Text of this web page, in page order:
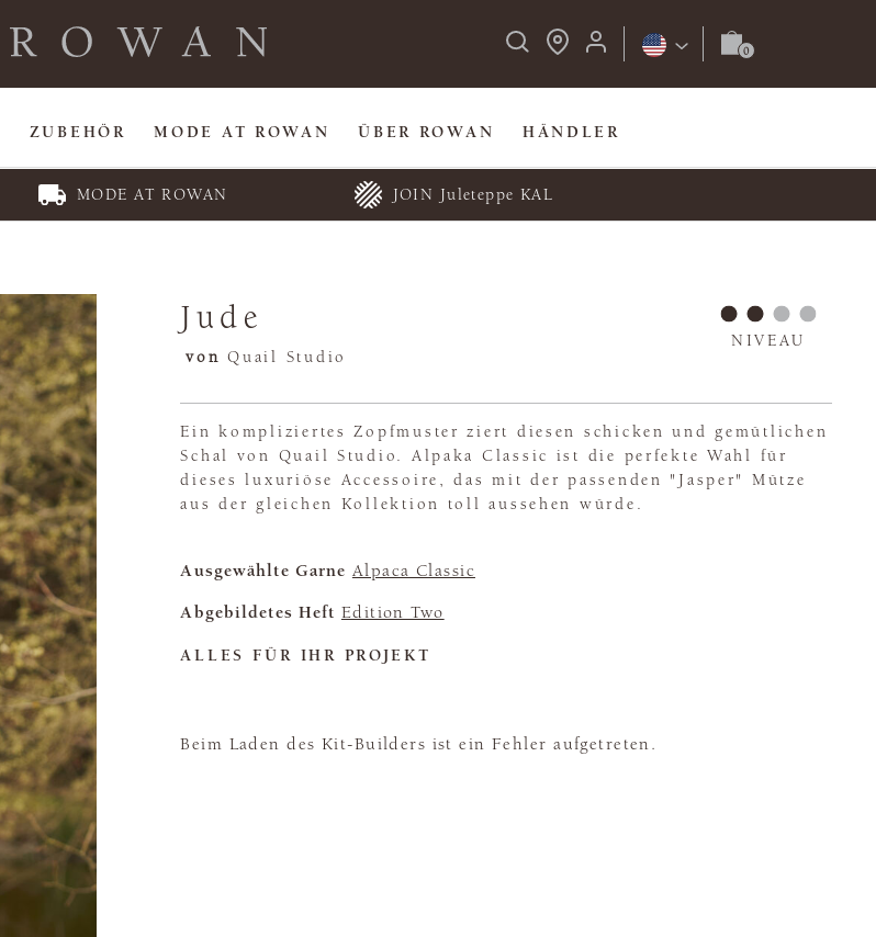
ZUBEHÖR MODE AT ROWAN ÜBER ROWAN HÄNDLER
MODE AT ROWAN JOIN Juleteppe KAL
Jude
von Quail Studio
NIVEAU
Ein kompliziertes Zopfmuster ziert diesen schicken und gemütlichen
Schal von Quail Studio. Alpaka Classic ist die perfekte Wahl für
dieses luxuriöse Accessoire, das mit der passenden "Jasper" Mütze
aus der gleichen Kollektion toll aussehen würde.
Ausgewählte Garne Alpaca Classic
Abgebildetes Heft Edition Two
ALLES FÜR IHR PROJEKT
Beim Laden des Kit-Builders ist ein Fehler aufgetreten.